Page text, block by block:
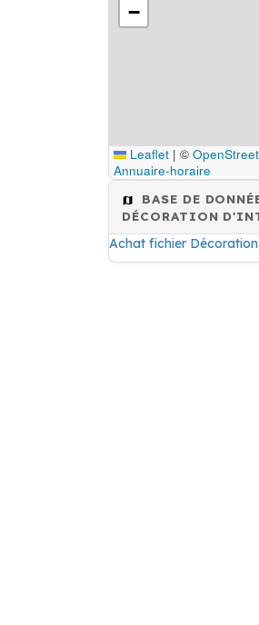
−
Leaflet | ©
Annuaire-horaire
BASE DE
DÉCORATION
Achat fichier